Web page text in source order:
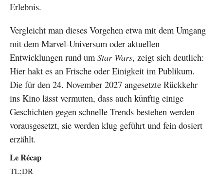
Erlebnis.
Vergleicht man dieses Vorgehen etwa mit dem Umgang
mit dem Marvel-Universum oder aktuellen
Entwicklungen rund um Star Wars, zeigt sich deutlich:
Hier hakt es an Frische oder Einigkeit im Publikum.
Die für den 24. November 2027 angesetzte Rückkehr
ins Kino lässt vermuten, dass auch künftig einige
Geschichten gegen schnelle Trends bestehen werden –
vorausgesetzt, sie werden klug geführt und fein dosiert
erzählt.
Le Récap
TL;DR